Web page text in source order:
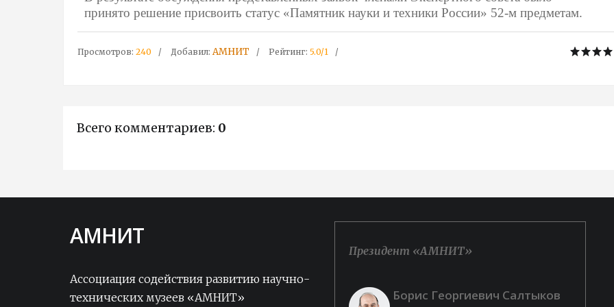
принято решение присвоить статус «Памятник науки и техники России» 52-м предметам.
Просмотров: 240 Добавил: АМНИТ Рейтинг: 5.0/1
Всего комментариев: 0
АМНИТ
Ассоциация содействия развитию научно-
технических музеев «АМНИТ»
Стелла Гургеновна Морозова
Президент «АМНИТ»
Борис Георгиевич Салтыков